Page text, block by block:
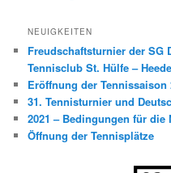
NEUIGKEITEN
Freudschaftsturnier der SG
Tennisclub St. Hülfe – Heede
Eröffnung der Tennissaison
31. Tennisturnier und
2021 – Bedingungen für die
Öffnung der Tennisplätze